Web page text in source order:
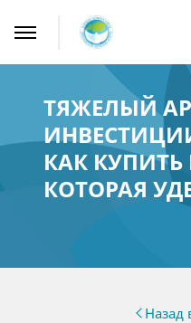
ТЯЖЕЛЫЙ
КАК КУПИТЬ
КОТОРАЯ
Назад